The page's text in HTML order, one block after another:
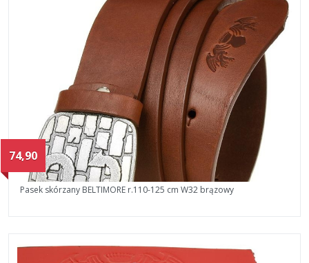
74,90
Pasek skórzany BELTIMORE r.110-125 cm W32 brązowy